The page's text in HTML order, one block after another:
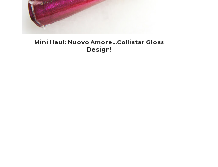
Mini Haul: Nuovo Amore...Collistar Gloss
Design!